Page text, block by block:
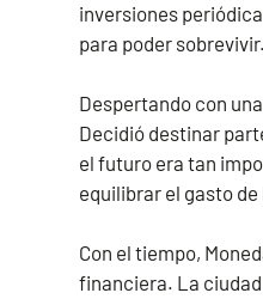
inversiones
para poder sobrevivir.
Despertando con
Decidió destinar
el futuro era tan
equilibrar el gasto
Con el tiempo,
financiera. La